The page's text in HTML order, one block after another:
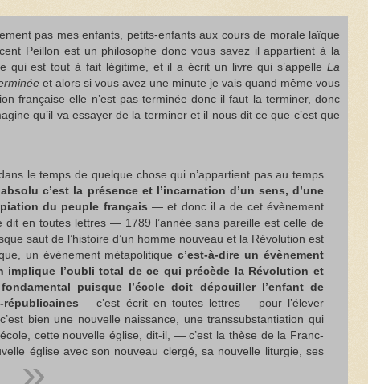
pas mes enfants, petits-enfants aux cours de morale laïque
Peillon est un philosophe donc vous savez il appartient à la
qui est tout à fait légitime, et il a écrit un livre qui s’appelle La
et alors si vous avez une minute je vais quand même vous
française elle n’est pas terminée donc il faut la terminer, donc
qu’il va essayer de la terminer et il nous dit ce que c’est que
le temps de quelque chose qui n’appartient pas au temps
c’est la présence et l’incarnation d’un sens, d’une
du peuple français — et donc il a de cet évènement
dit en toutes lettres — 1789 l’année sans pareille est celle de
saut de l’histoire d’un homme nouveau et la Révolution est
un évènement métapolitiquec’est-à-dire un évènement
implique l’oubli total de ce qui précède la Révolution et
puisque l’école doit dépouiller l’enfant de
– c’est écrit en toutes lettres – pour l’élever
bien une nouvelle naissance, une transsubstantiation qui
cette nouvelle église, dit-il, — c’est la thèse de la Franc-
église avec son nouveau clergé, sa nouvelle liturgie, ses